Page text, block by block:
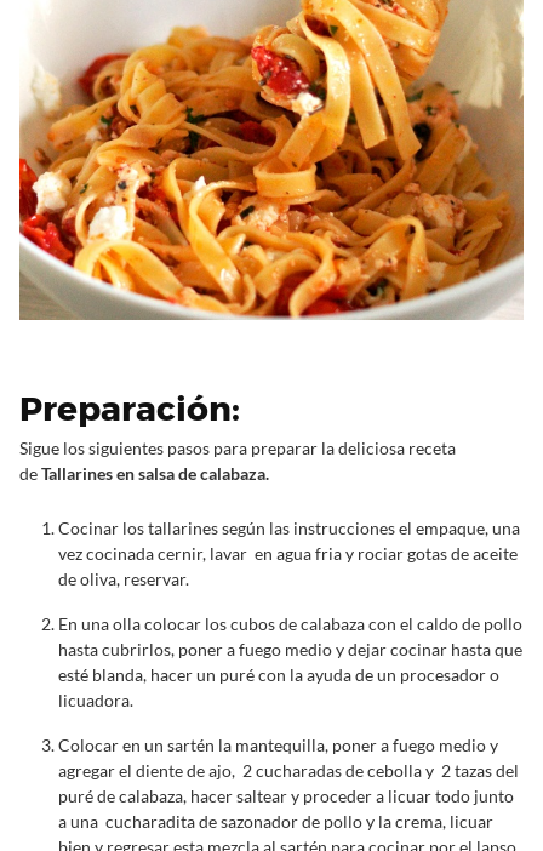
Preparación:
Sigue los siguientes pasos para preparar la deliciosa receta
deTallarines en salsa de calabaza.
Cocinar los tallarines según las instrucciones el empaque, una
vez cocinada cernir, lavar en agua fria y rociar gotas de aceite
de oliva, reservar.
En una olla colocar los cubos de calabaza con el caldo de pollo
hasta cubrirlos, poner a fuego medio y dejar cocinar hasta que
esté blanda, hacer un puré con la ayuda de un procesador o
licuadora.
Colocar en un sartén la mantequilla, poner a fuego medio y
agregar el diente de ajo, 2 cucharadas de cebolla y 2 tazas del
puré de calabaza, hacer saltear y proceder a licuar todo junto
a una cucharadita de sazonador de pollo y la crema, licuar